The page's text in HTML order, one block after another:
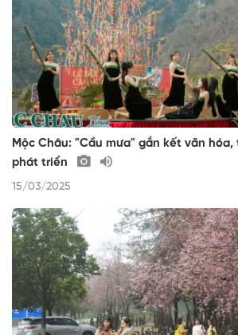
Mộc Châu: "Cầu mưa" gắn kết văn
phát triển
15/03/2025